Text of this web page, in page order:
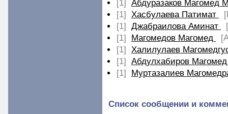
[1] Абдуразаков Магомед
[1] Хасбулаева Патимат
[1] Джабраилова Аминат
[1]
Магомедов Магомед
[1] Халилулаев
[1] Абдулхабиров
[1]
Муртазалиев
Список сообщении и